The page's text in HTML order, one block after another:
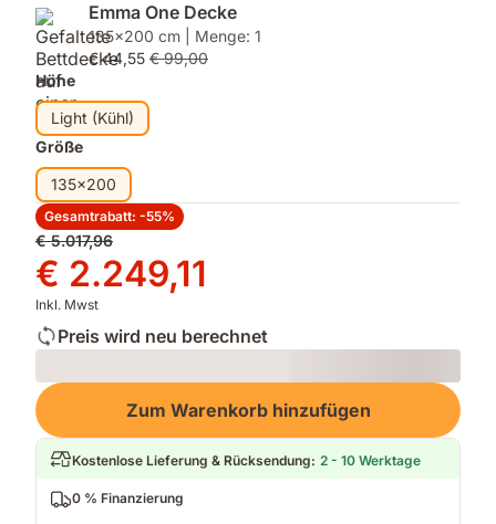
Emma One Decke
135x200 cm | Menge: 1
€ 44,55 € 99,00
Höhe
Light (Kühl)
Größe
135x200
Gesamtrabatt: -55%
Ursprünglicher
Preis
€ 5.017,96
€ 5.017,96
Preis
€ 2.249,11
€ 2.249,11
Inkl. Mwst
Preis wird neu berechnet
Loading
Zum Warenkorb hinzufügen
Kostenlose Lieferung & Rücksendung: 2 - 10 Werktage
0 % Finanzierung